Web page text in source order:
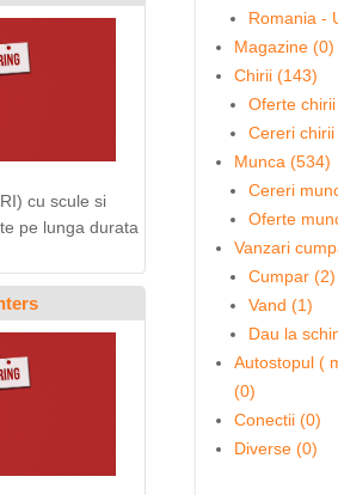
cu scule si
pe lunga durata
Romania -
Magazine (0)
Chirii (143)
Oferte
Cereri chirii
Munca (534)
Cereri
Oferte
Vanzari
Cumpar (2)
Vand (1)
Dau la
Autostopul (
(0)
Conectii (0)
Diverse (0)